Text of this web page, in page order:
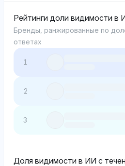
Рейтинги доли видимости в
Бренды, ранжированные по
ответах
1
2
3
Доля видимости в ИИ с